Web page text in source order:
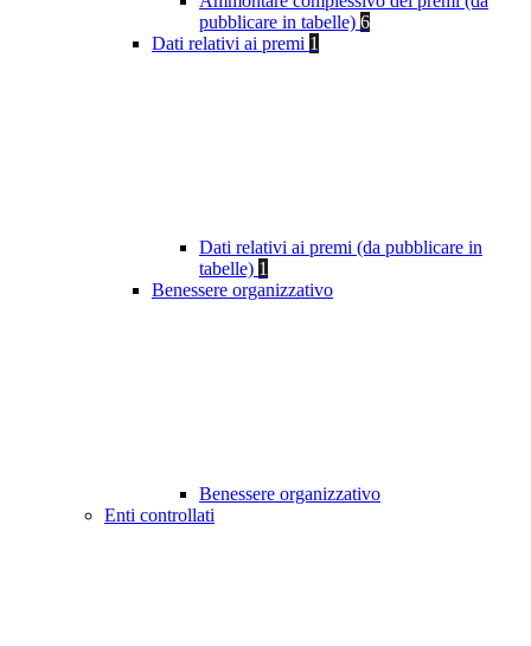
pubblicare in tabelle) 6
Dati relativi ai premi 1
Dati relativi ai premi (da pubblicare in
tabelle) 1
Benessere organizzativo
Benessere organizzativo
Enti controllati